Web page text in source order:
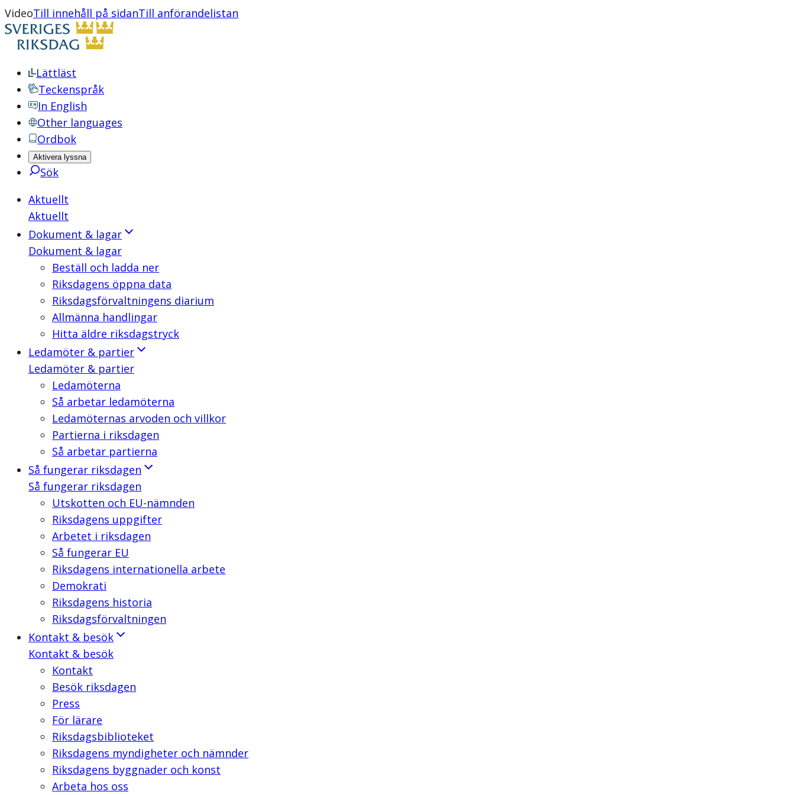
VideoTill innehåll på sidanTill anförandelistan
Lättläst
Teckenspråk
In English
Other languages
Ordbok
Aktivera lyssna
Sök
Aktuellt
Aktuellt
Dokument & lagar
Dokument & lagar
Beställ och ladda ner
Riksdagens öppna data
Riksdagsförvaltningens diarium
Allmänna handlingar
Hitta äldre riksdagstryck
Ledamöter & partier
Ledamöter & partier
Ledamöterna
Så arbetar ledamöterna
Ledamöternas arvoden och villkor
Partierna i riksdagen
Så arbetar partierna
Så fungerar riksdagen
Så fungerar riksdagen
Utskotten och EU-nämnden
Riksdagens uppgifter
Arbetet i riksdagen
Så fungerar EU
Riksdagens internationella arbete
Demokrati
Riksdagens historia
Riksdagsförvaltningen
Kontakt & besök
Kontakt & besök
Kontakt
Besök riksdagen
Press
För lärare
Riksdagsbiblioteket
Riksdagens myndigheter och nämnder
Riksdagens byggnader och konst
Arbeta hos oss